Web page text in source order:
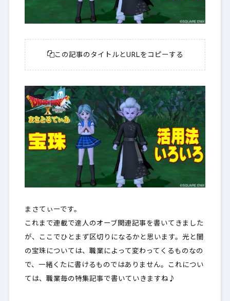
この記事のタイトルとURLをコピーする
まさてぃーです。
これまで連載で達人のオーブ関連記事を書いてきました
が、ここでひとまず区切りになるかと思います。光と闇
の宝珠については、職業によって変わってくるものなの
で、一緒くたに書けるものではありません。これについ
ては、職業毎の特集記事で書いていきますね♪